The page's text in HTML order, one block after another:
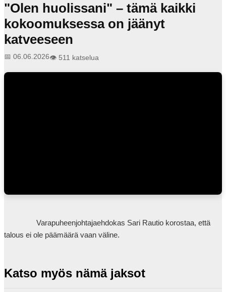
"Olen huolissani" – tämä kaikki
kokoomuksessa on jäänyt
katveeseen
📅 06.06.2026👁️ 511 katselua
talous ei ole päämäärä vaan väline.
Katso myös nämä jaksot